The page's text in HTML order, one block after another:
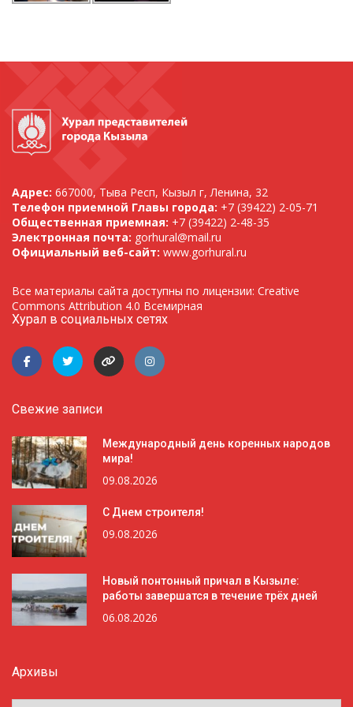
Адрес: 667000, Тыва Респ, Кызыл г, Ленина, 32
Телефон приемной Главы города: +7 (39422) 2-05-71
Общественная приемная: +7 (39422) 2-48-35
Электронная почта: gorhural@mail.ru
Официальный веб-сайт: www.gorhural.ru
Все материалы сайта доступны по лицензии: Creative
Commons Attribution 4.0 Всемирная
Хурал в социальных сетях
Свежие записи
Международный день коренных народов
мира!
09.08.2026
С Днем строителя!
09.08.2026
Новый понтонный причал в Кызыле:
работы завершатся в течение трёх дней
06.08.2026
Архивы